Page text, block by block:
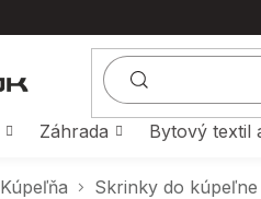
Záhrada Bytový textil
Kúpeľňa Skrinky do kúpeľne